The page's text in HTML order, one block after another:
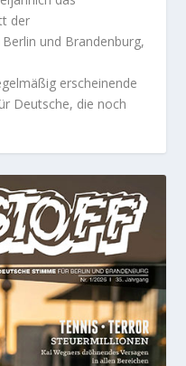
der
und Brandenburg,
erscheinende
Deutsche, die noch